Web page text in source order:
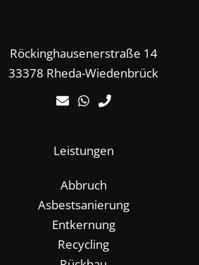
Röckinghausenerstraße 14
33378 Rheda-Wiedenbrück
Leistungen
Abbruch
Asbestsanierung
Entkernung
Recycling